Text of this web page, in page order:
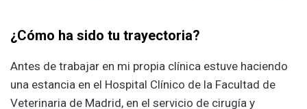
¿Cómo ha sido tu trayectoria?
Antes de trabajar en mi propia clínica estuve haciendo
una estancia en el Hospital Clínico de la Facultad de
Veterinaria de Madrid, en el servicio de cirugía y